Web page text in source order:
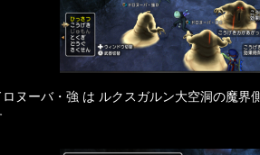
ロヌーバ・強 は ルクスガルン大空洞の魔界